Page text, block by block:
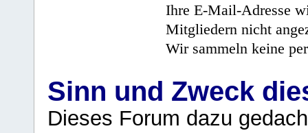
Ihre E-Mail-Adresse
Mitgliedern nicht
Wir sammeln keine
Sinn und Zweck
Dieses Forum dazu